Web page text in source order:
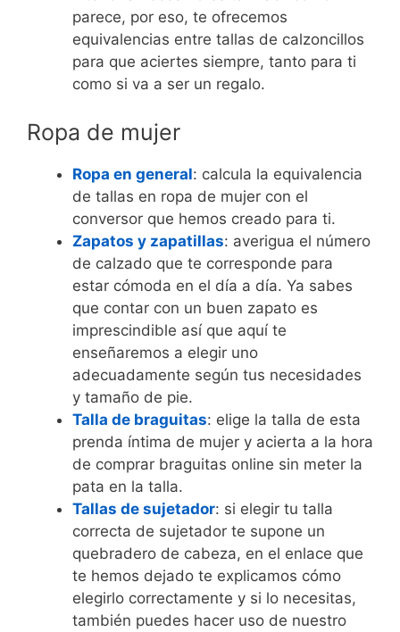
parece, por eso, te ofrecemos
equivalencias entre tallas de calzoncillos
para que aciertes siempre, tanto para ti
como si va a ser un regalo.
Ropa de mujer
Ropa en general: calcula la equivalencia
de tallas en ropa de mujer con el
conversor que hemos creado para ti.
Zapatos y zapatillas: averigua el número
de calzado que te corresponde para
estar cómoda en el día a día. Ya sabes
que contar con un buen zapato es
imprescindible así que aquí te
enseñaremos a elegir uno
adecuadamente según tus necesidades
y tamaño de pie.
Talla de braguitas: elige la talla de esta
prenda íntima de mujer y acierta a la hora
de comprar braguitas online sin meter la
pata en la talla.
Tallas de sujetador: si elegir tu talla
correcta de sujetador te supone un
quebradero de cabeza, en el enlace que
te hemos dejado te explicamos cómo
elegirlo correctamente y si lo necesitas,
también puedes hacer uso de nuestro